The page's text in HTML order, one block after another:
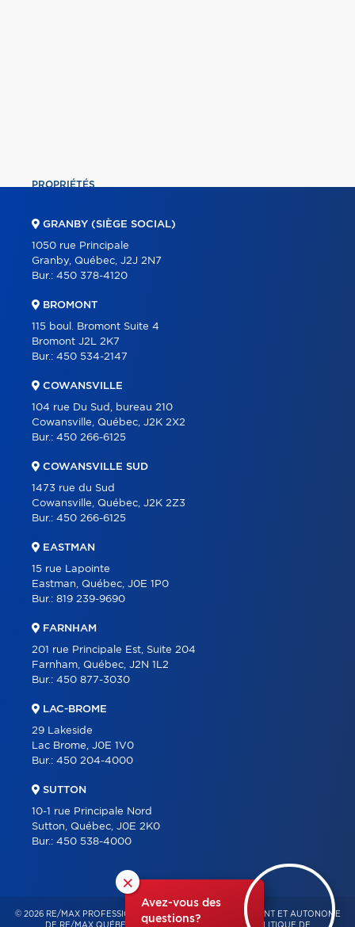
×
Avez-vous des
questions?
PROPRIÉTÉS
À PROPOS
PARTENAIRES
CONTACT
GRANBY (SIÈGE SOCIAL)
1050 rue Principale
Granby, Québec, J2J 2N7
Bur.: 450 378-4120
BROMONT
115 boul. Bromont Suite 4
Bromont J2L 2K7
Bur.: 450 534-2147
COWANSVILLE
104 rue Du Sud, bureau 210
Cowansville, Québec, J2K 2X2
Bur.: 450 266-6125
COWANSVILLE SUD
1473 rue du Sud
Cowansville, Québec, J2K 2Z3
Bur.: 450 266-6125
EASTMAN
15 rue Lapointe
Eastman, Québec, J0E 1P0
Bur.: 819 239-9690
FARNHAM
201 rue Principale Est, Suite 204
Farnham, Québec, J2N 1L2
Bur.: 450 877-3030
LAC-BROME
29 Lakeside
Lac Brome, J0E 1V0
Bur.: 450 204-4000
SUTTON
10-1 rue Principale Nord
Sutton, Québec, J0E 2K0
Bur.: 450 538-4000
© 2026 RE/MAX PROFESSIONNEL – FRANCHISÉ INDÉPENDANT ET AUTONOME
DE RE/MAX QUÉBEC – TOUS DROITS RÉSERVÉS -POLITIQUE DE